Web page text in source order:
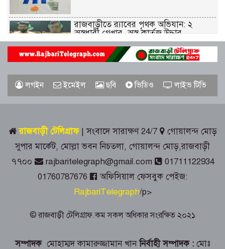
রাজবাড়ীতে র‌্যাবের পৃথক অভিযান: ২
অস্ত্রধারী গ্রেপ্তার, অস্ত্র-কার্তুজ উদ্ধার
পাংশায় সাংবাদিক আকাশ মাহমুদের ওপর
হামলার ঘটনায় বিশু সরদার গ্রেপ্তার
রাজবাড়ীতে রেড ক্রিসেন্টের উদ্যোগে জুলাই-
আগস্ট গণঅভ্যুত্থান দিবস পালিত
জুলাই স্মৃতিস্তম্ভে রাজবাড়ী জেলা পুলিশ-
প্রশাসনের শ্রদ্ধাঞ্জলি
মামলার আসামি রিনা গ্রেপ্তার
লগইন ইমেইল ছবি ভিডিও লাইভ টিভি
রাজবাড়ী টেলিগ্রাফ | সংবাদে সারাক্ষণ 24/7
গোয়ালন্দ মোড়
সুপার মার্কেট, মোল্লা ভবন নিচতলা, গোয়ালন্দ মোড়,রাজবাড়ী
৭৭০০
rajbaritelegraph@gmail.com
01711122934
01760787676
অফিসিয়াল ফেসবুক পেইজ:
RajbariTelegraph/p>
© রাজবাড়ী টেলিগ্রাফ.কম সকল অধিকার সংরক্ষিত ২০২১
সম্পাদক মোহাম্মদ কামারুজ্জামান খাননির্বাহী সম্পাদক :মোঃ